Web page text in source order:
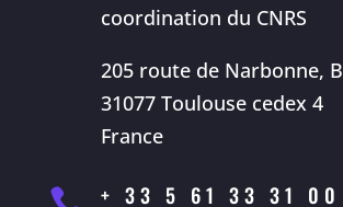
coordination du CNRS
205 route de Narbonne,
31077 Toulouse cedex 4
France
+ 33 5 61 33 31 00